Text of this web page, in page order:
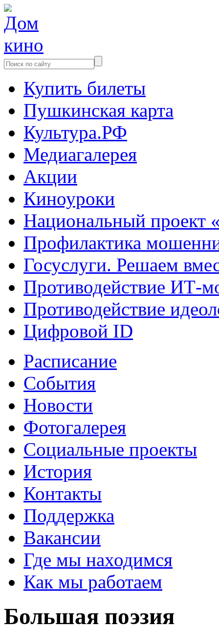
Купить билеты
Пушкинская карта
Культура.РФ
Медиагалерея
Акции
Киноуроки
Национальный проект
Профилактика
Госуслуги. Решаем
Противодействие ИТ-
Противодействие
Цифровой ID
Расписание
События
Новости
Фотогалерея
Социальные проекты
История
Контакты
Поддержка
Вакансии
Где мы находимся
Как мы работаем
Большая поэзия